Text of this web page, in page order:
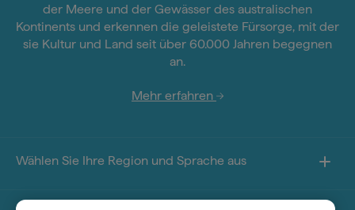
der Meere und der Gewässer des australischen
Kontinents und erkennen die geleistete Fürsorge, mit der
sie Kultur und Land seit über 60.000 Jahren begegnen
an.
Mehr erfahren
Wählen Sie Ihre Region und Sprache aus